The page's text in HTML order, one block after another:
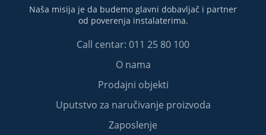
Naša misija je da budemo glavni dobavljač i partner
od poverenja instalaterima.
Call centar: 011 25 80 100
O nama
Prodajni objekti
Uputstvo za naručivanje proizvoda
Zaposlenje